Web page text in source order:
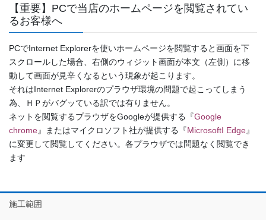
【重要】PCで当店のホームページを閲覧されてい
るお客様へ
PCでInternet Explorerを使いホームページを閲覧すると画面を下
スクロールした場合、右側のウィジット画面が本文（左側）に移
動して画面が見辛くなるという現象が起こります。
それはInternet Explorerのプラウザ環境の問題で起こってしまう
為、ＨＰがバグッている訳では有りません。
ネットを閲覧するプラウザをGoogleが提供する『Google
chrome』またはマイクロソフト社が提供する『MicrosoftI Edge』
に変更して閲覧してください。各プラウザでは問題なく閲覧でき
ます
施工範囲